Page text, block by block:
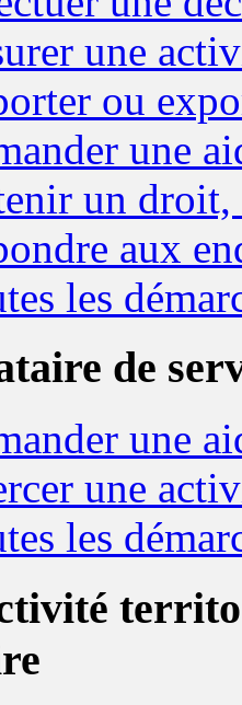
une
ou
une
un droit,
aux
les
de
une
une
les